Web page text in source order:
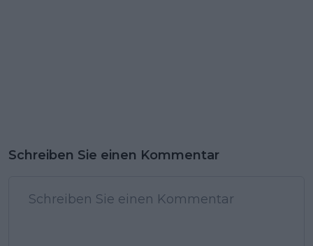
Schreiben Sie einen Kommentar